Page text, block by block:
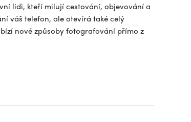
lidi, kteří milují cestování, objevování a
váš telefon, ale otevírá také celý
nové způsoby fotografování přímo z